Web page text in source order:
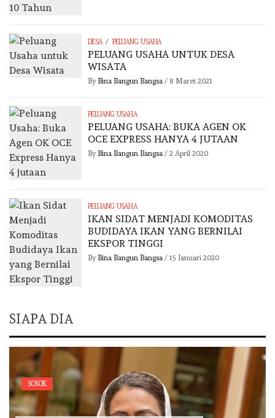
DESA / PELUANG USAHA
PELUANG USAHA UNTUK DESA
WISATA
By Bina Bangun Bangsa / 8 Maret 2021
PELUANG USAHA
PELUANG USAHA: BUKA AGEN OK
OCE EXPRESS HANYA 4 JUTAAN
By Bina Bangun Bangsa / 2 April 2020
PELUANG USAHA
IKAN SIDAT MENJADI KOMODITAS
BUDIDAYA IKAN YANG BERNILAI
EKSPOR TINGGI
By Bina Bangun Bangsa / 15 Januari 2020
SIAPA DIA
SOSOK